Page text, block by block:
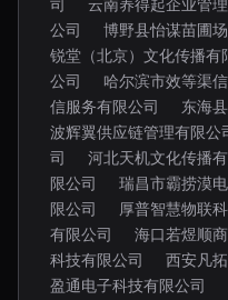
司
云南养得起企业管
公司
博野县怡谋苗圃场
锐堂（北京）文化传播有
公司
哈尔滨市效等渠
信服务有限公司
东海
波辉翼供应链管理有限公
司
河北天机文化传播
限公司
瑞昌市霸捞漠
限公司
厚普智慧物联
有限公司
海口若煜顺
科技有限公司
西安凡
盈通电子科技有限公司